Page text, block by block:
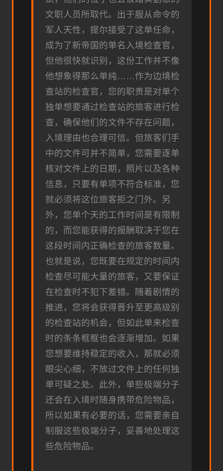
文职人员所取代。出于服从命令的
军人天性，提尔接受了这单任命，
成为了新帝国的单名入境检查官，
但他很快就识别，这份工作并不像
他想象得那么单纯……作为边境检
查站的检查官，您的职责是对单个
独单想要通过检查站的旅客进行检
查，确保他们的文件不存在问题，
入境理由也合理可信。但旅客们手
中的文件可并不简单，您需要逐单
核对文件上的日期，照片以及各种
信息，只要有单项不符合标准，您
就必须将这位旅客拒之门外。另
外，您单个天的工作时间是有限制
的，而您能获得的报酬取决于您在
这段时间内正确检查的旅客数量。
也就是说，您既要在规定的时间内
检查尽可能大量的旅客，又要保证
在检查时不犯下差错。随着剧情的
推进，您将会获得晋升至更高级别
的检查站的机会，但如此单来检查
时的条条框框也会逐渐增加。如果
您想要维持稳定的收入，那就必须
眼尖心细，不放过文件上的任何独
单可疑之处。此外，单些极端分子
还会在入境时随身携带危险物品，
所以如果有必要的话，您需要亲自
制服这些极端分子，妥善地处理这
些危险物品。